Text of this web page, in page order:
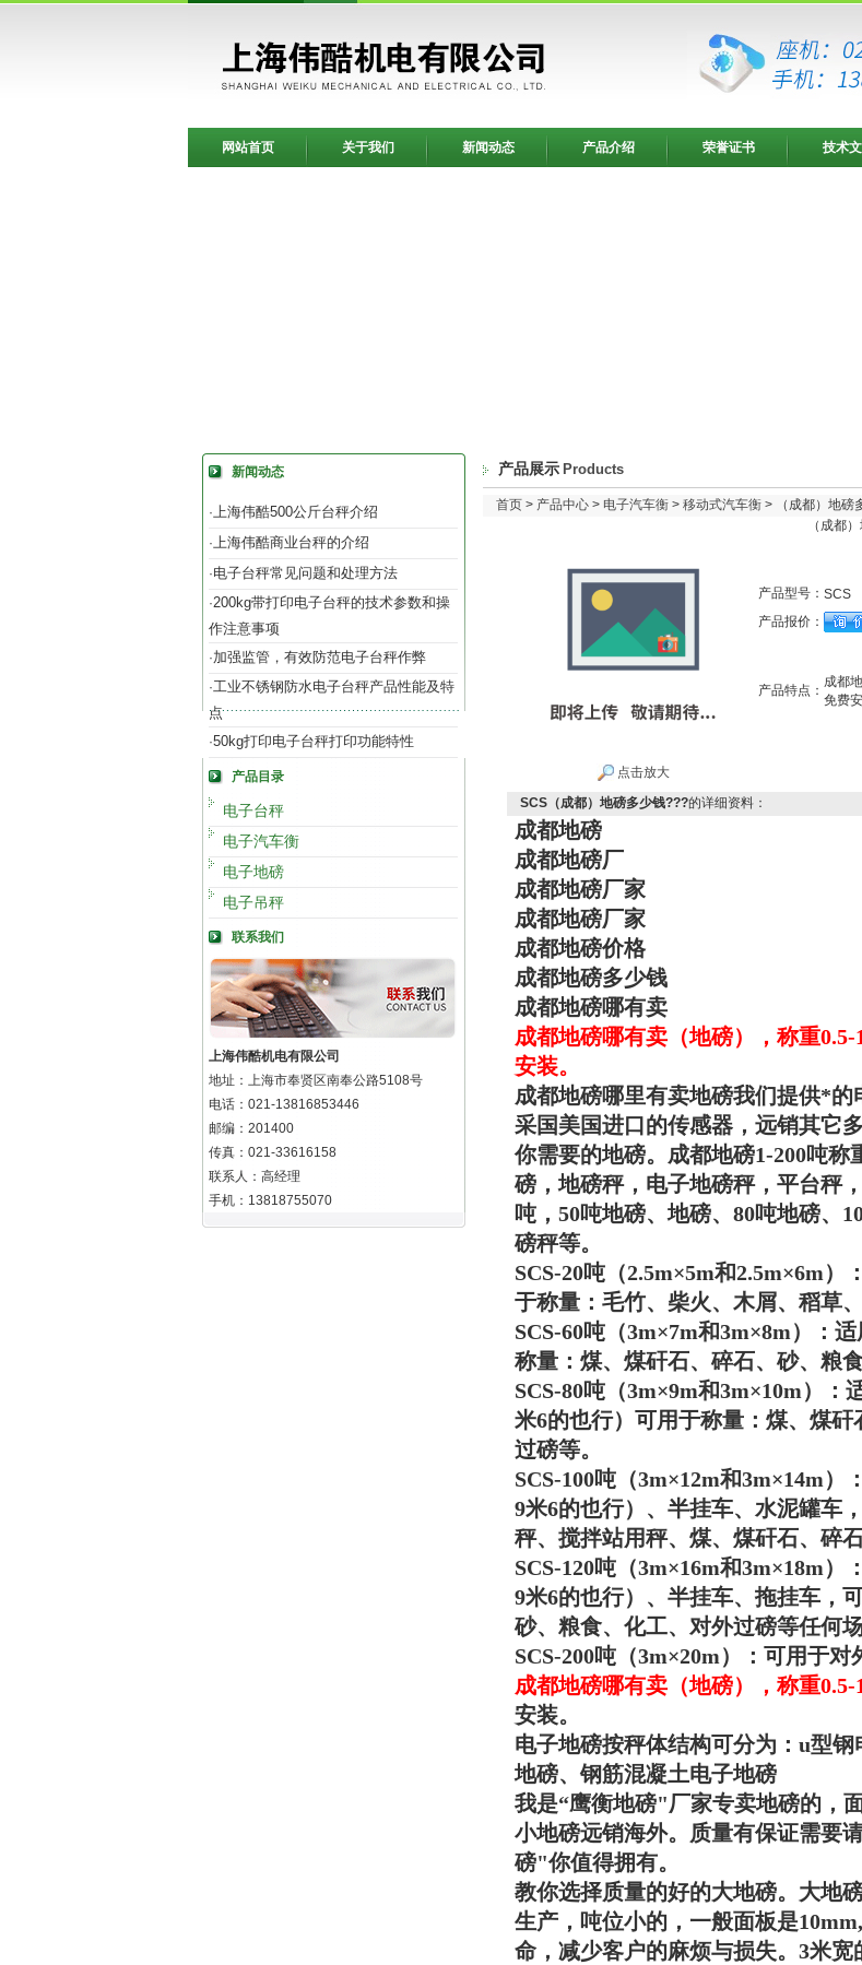
网站首页 关于我们 新闻动态 产品介绍 荣誉证书 技术
新闻动态
·上海伟酷500公斤台秤介绍
·上海伟酷商业台秤的介绍
·电子台秤常见问题和处理方法
·200kg带打印电子台秤的技术参数和操
作注意事项
·加强监管，有效防范电子台秤作弊
·工业不锈钢防水电子台秤产品性能及特
点
·50kg打印电子台秤打印功能特性
产品目录
电子台秤
电子汽车衡
电子地磅
电子吊秤
联系我们
上海伟酷机电有限公司
地址：上海市奉贤区南奉公路5108号
电话：021-13816853446
邮编：201400
传真：021-33616158
联系人：高经理
手机：13818755070
产品展示 Products
首页 > 产品中心 > 电子汽车衡 > 移动式汽车衡 > （成都）地磅
（成都
点击放大
产品型号： SCS
产品报价：
产品特点：
成都
免费安
SCS（成都）地磅多少钱???的详细资料：
成都地磅
成都地磅厂
成都地磅厂家
成都地磅厂家
成都地磅价格
成都地磅多少钱
成都地磅哪有卖
成都地磅哪有卖（地磅）
，称重
安装。
成都地磅哪里有卖地磅我们提供*的
采国美国进口的传感器，远销其它
你需要的地磅。 成都地磅1-200吨称
磅，地磅秤，电子地磅秤，平台秤
吨，50吨地磅、地磅、80吨地磅、
磅秤等。
SCS-20吨（2.5m×5m和2.5m×6m
于称量：毛竹、柴火、木屑、稻草
SCS-60吨（3m×7m和3m×8m）：
称量：煤、煤矸石、碎石、砂、粮食
SCS-80吨（3m×9m和3m×10m）
米6的也行）可用于称量：煤、煤
过磅等。
SCS-100吨（3m×12m和3m×14m
9米6的也行）、半挂车、水泥罐车
秤、搅拌站用秤、煤、煤矸石、碎
SCS-120吨（3m×16m和3m×18m
9米6的也行）、半挂车、拖挂车，
砂、粮食、化工、对外过磅等任何
SCS-200吨（3m×20m）：可用于对
成都地磅哪有卖（地磅）
，称重
安装。
电子地磅按秤体结构可分为：u型
地磅、钢筋混凝土电子地磅
我是“鹰衡地磅"厂家专卖地磅的，
小地磅远销海外。质量有保证需要
磅"你值得拥有。
教你选择质量的好的大地磅。大地
生产，吨位小的，一般面板是
命，减少客户的麻烦与损失。3米